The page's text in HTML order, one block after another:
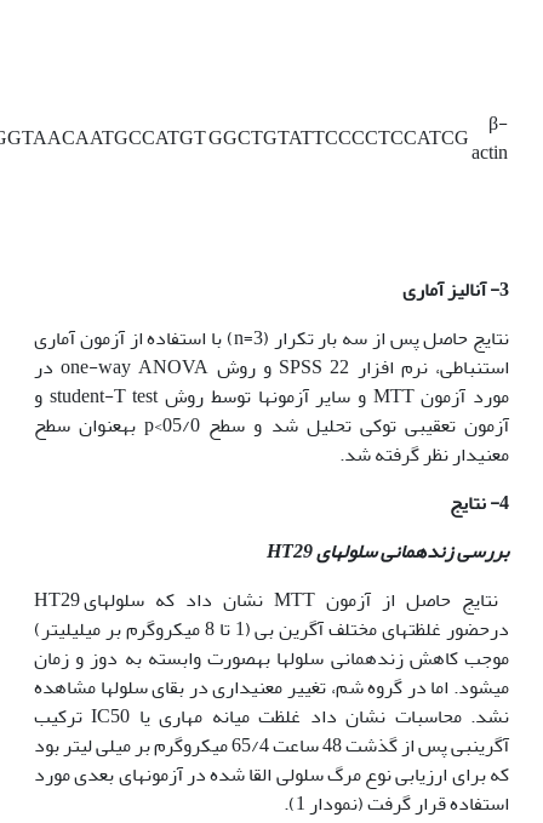
β-
actin
GGCTGTATTCCCCTCCATCG
3- آنالیز آماری
نتایج حاصل پس از سه بار تکرار (n=3) با استفاده از آزمون آماری
استنباطی، نرم افزار SPSS 22 و روش one-way ANOVA در
مورد آزمون MTT و سایر آزمون­ها توسط روش student-T test و
آزمون تعقیبی توکی تحلیل شد و سطح 05/0>p به‫عنوان سطح
معنی‫دار نظر گرفته شد.
4- نتایج
بررسی زنده­مانی سلولهایHT29
نتایج حاصل از آزمون MTT نشان داد که سلول‫های HT29
درحضور غلظت­های مختلف آگرین بی (1 تا 8 میکروگرم بر میلی­لیتر)
موجب کاهش زنده­مانی سلول‫ها به‫صورت وابسته به دوز و زمان
می­شود. اما در گروه شم، تغییر معنی‫داری در بقای سلول‫ها مشاهده
نشد. محاسبات نشان داد غلظت میانه مهاری یا IC50 ترکیب
آگرین‫بی پس از گذشت 48 ساعت 65/4 میکروگرم بر میلی لیتر بود
که برای ارزیابی نوع مرگ سلولی القا شده در آزمون­های بعدی مورد
استفاده قرار گرفت (نمودار 1).